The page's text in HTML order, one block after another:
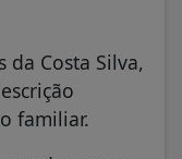
Costa Silva,
familiar.